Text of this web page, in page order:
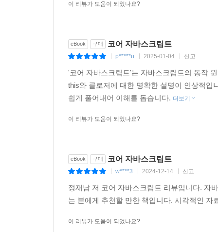
이 리뷰가 도움이 되었나요?
eBook 구매 코어 자바스크립트
p*****u 2025-01-04 신고
'코어 자바스크립트'는 자바스크립트의 동작
this와 클로저에 대한 명확한 설명이 인상적입
쉽게 풀어내어 이해를 돕습니다. 더보기
이 리뷰가 도움이 되었나요?
eBook 구매 코어 자바스크립트
w****3 2024-12-14 신고
정재남 저 코어 자바스크립트 리뷰입니다. 자
는 분에게 추천할 만한 책입니다. 시각적인
이 리뷰가 도움이 되었나요?